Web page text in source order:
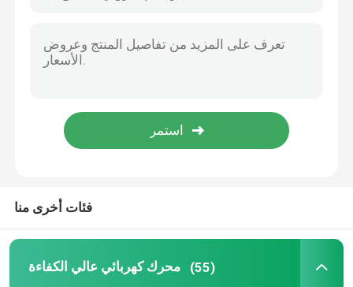
تحويل التردد
فئات أخرى منا
محرك كهربائي عالي الكفاءة (55)